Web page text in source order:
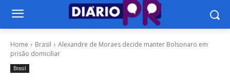
Home Brasil
Alexandre de Moraes decide manter Bolsonaro em
prisão domiciliar
Brasil